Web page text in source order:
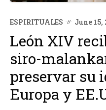
ESPIRITUALES June 15,
León XIV
siro-
preservar su
Europa y